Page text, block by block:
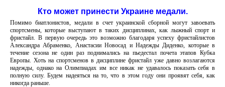
Кто может принести Украине медали.
Помимо биатлонистов, медали в счет украинской сборной могут завоевать
спортсмены, которые выступают в таких дисциплинах, как лыжный спорт и
фристайл. В первую очередь это возможно благодаря успеху фристайлистов
Александра Абраменко, Анастасии Новосад и Надежды Диденко, которые в
течение сезона не один раз поднимались на пьедестал почета этапов Кубка
Европы. Хоть на спортсменов в дисциплине фристайл уже давно возлагаются
надежды, однако на Олимпиадах им все никак не удавалось показать себя в
полную силу. Будем надеяться на то, что в этом году они проявят себя, как
никогда раньше.